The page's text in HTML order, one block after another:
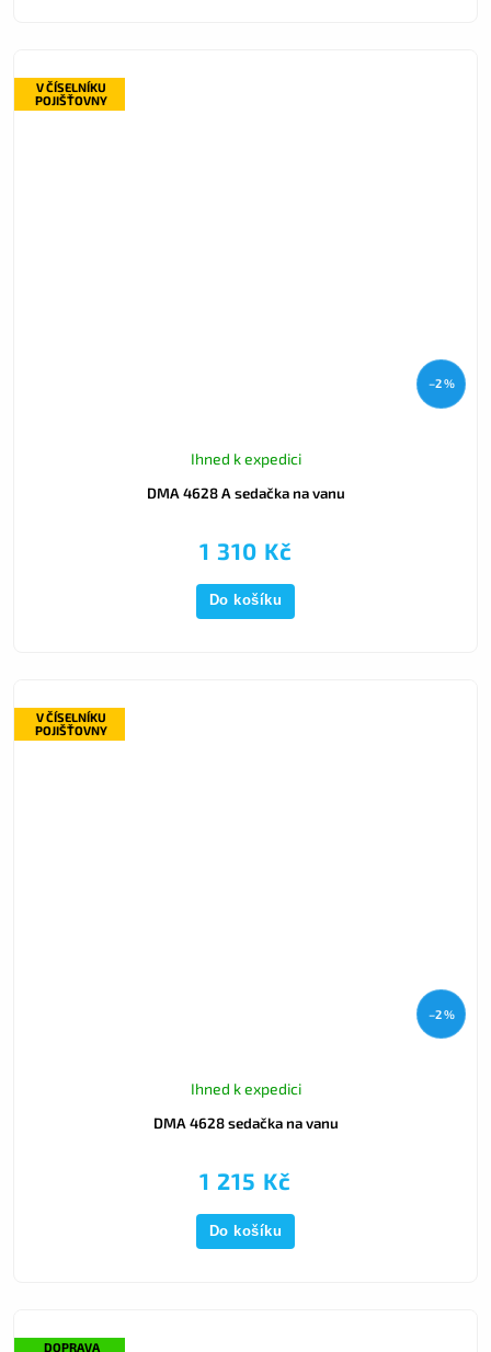
V ČÍSELNÍKU
POJIŠŤOVNY
–2 %
DMA 4628 A sedačka na vanu
Ihned k expedici
1 310 Kč
Do košíku
V ČÍSELNÍKU
POJIŠŤOVNY
–2 %
DMA 4628 sedačka na vanu
Ihned k expedici
1 215 Kč
Do košíku
DOPRAVA